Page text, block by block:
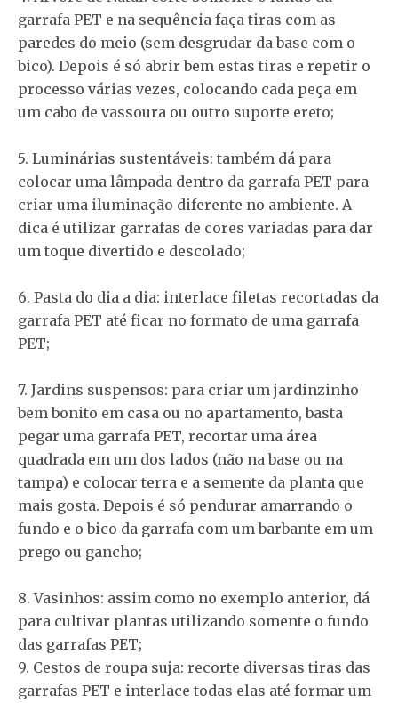
garrafa PET e na sequência faça tiras com as
paredes do meio (sem desgrudar da base com o
bico). Depois é só abrir bem estas tiras e repetir o
processo várias vezes, colocando cada peça em
um cabo de vassoura ou outro suporte ereto;
5. Luminárias sustentáveis: também dá para
colocar uma lâmpada dentro da garrafa PET para
criar uma iluminação diferente no ambiente. A
dica é utilizar garrafas de cores variadas para dar
um toque divertido e descolado;
6. Pasta do dia a dia: interlace filetas recortadas da
garrafa PET até ficar no formato de uma garrafa
PET;
7. Jardins suspensos: para criar um jardinzinho
bem bonito em casa ou no apartamento, basta
pegar uma garrafa PET, recortar uma área
quadrada em um dos lados (não na base ou na
tampa) e colocar terra e a semente da planta que
mais gosta. Depois é só pendurar amarrando o
fundo e o bico da garrafa com um barbante em um
prego ou gancho;
8. Vasinhos: assim como no exemplo anterior, dá
para cultivar plantas utilizando somente o fundo
das garrafas PET;
9. Cestos de roupa suja: recorte diversas tiras das
garrafas PET e interlace todas elas até formar um